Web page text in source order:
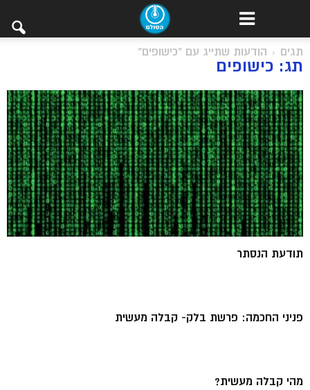
תגים הודעות שתייג עם "כישופים"
תג: כישופים
תודעת הנסתר
פניני החכמה: פרשת בלק- קבלה מעשית
מהי קבלה מעשית?